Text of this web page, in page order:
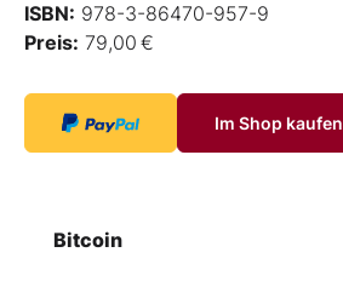
ISBN: 978-3-86470-957-9
Preis: 79,00 €
Im Shop kaufen
Bitcoin